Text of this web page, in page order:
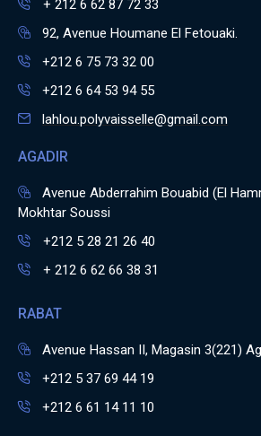
+ 212 6 62 87 72 33
92, Avenue Houmane El Fetouaki.
+212 6 75 73 32 00
+212 6 64 53 94 55
lahlou.polyvaisselle@gmail.com
AGADIR
Avenue Abderrahim Bouabid (El
Mokhtar Soussi
+212 5 28 21 26 40
+ 212 6 62 66 38 31
RABAT
Avenue Hassan II, Magasin 3(221)
+212 5 37 69 44 19
+212 6 61 14 11 10